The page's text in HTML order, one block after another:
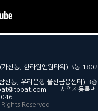
산동, 한라원앤원타워) B동 1802
산동, 우리은행 울산금융센터) 3층
사업자등록번
Reserved